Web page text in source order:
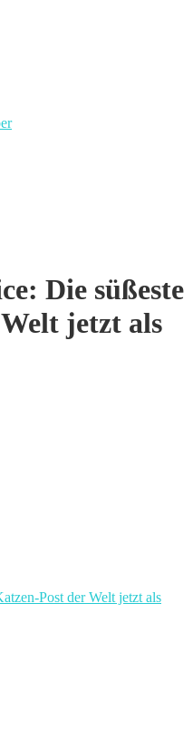
Die süßeste
jetzt als